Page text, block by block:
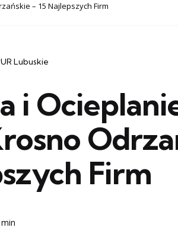
– 15 Najlepszych Firm
Lubuskie
i
Firm